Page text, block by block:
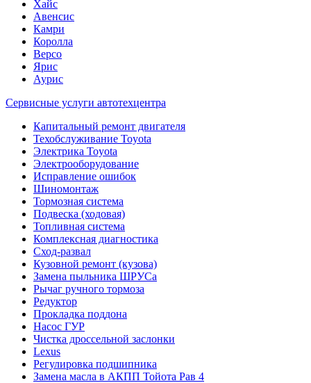
Хайс
Авенсис
Камри
Королла
Версо
Ярис
Аурис
Сервисные услуги автотехцентра
Капитальный ремонт двигателя
Техобслуживание Toyota
Электрика Toyota
Электрооборудование
Исправление ошибок
Шиномонтаж
Тормозная система
Подвеска (ходовая)
Топливная система
Комплексная диагностика
Сход-развал
Кузовной ремонт (кузова)
Замена пыльника ШРУСа
Рычаг ручного тормоза
Редуктор
Прокладка поддона
Насос ГУР
Чистка дроссельной заслонки
Lexus
Регулировка подшипника
Замена масла в АКПП Тойота Рав 4